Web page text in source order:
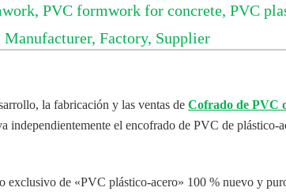
PVC formwork for concrete, PVC
Manufacturer, Factory, Supplier
la fabricación y las ventas de Cofrado de PVC
el encofrado de PVC de plástico-
exclusivo de «PVC plástico-acero» 100 % nuevo y